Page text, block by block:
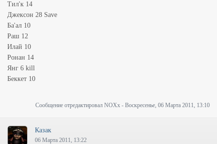
Тил'к 14
Джексон 28 Save
Ба'ал 10
Раш 12
Илай 10
Ронан 14
Янг 6 kill
Беккет 10
Сообщение отредактировал NOXx - Воскресенье, 06 Марта 2011, 13:10
Казак
06 Марта 2011, 13:22